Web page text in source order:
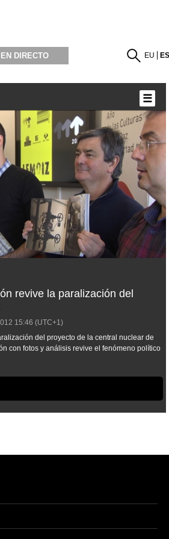
EN DIRECTO EU
revive la paralización del
15:46 (UTC+1)
del proyecto de la central nuclear de
con fotos y análisis revive el fenómeno político
☰